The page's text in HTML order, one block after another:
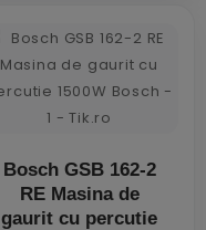
Bosch GSB 162-2
RE Masina de
gaurit cu percutie